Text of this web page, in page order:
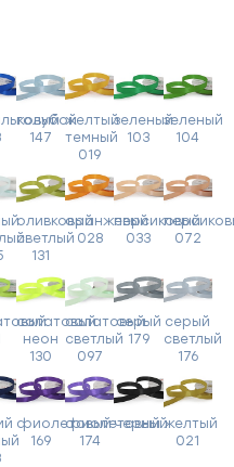
голубой
147
желтый
темный
019
зеленый
103
зеленый
104
оливковый
светлый
131
оранжевый
028
персиковый
033
072
салатовый
неон
130
салатовый
светлый
097
серый
179
серый
светлый
176
фиолетовый
169
фиолетовый
174
черныйжелтый
021